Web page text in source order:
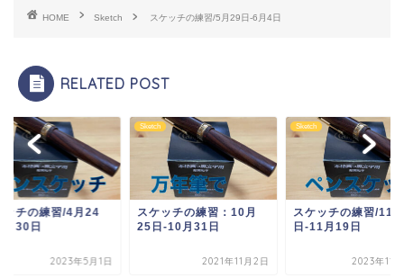
HOME Sketch スケッチの練習/5月29日-6月4日
RELATED POST
ッチの練習：10月
-10月31日
2021年11月2日
Sketch
スケッチの練習/11月13
日-11月19日
2023年11月20日
Sketch
スケッチの練習/4月
日-4月30日
2023年5